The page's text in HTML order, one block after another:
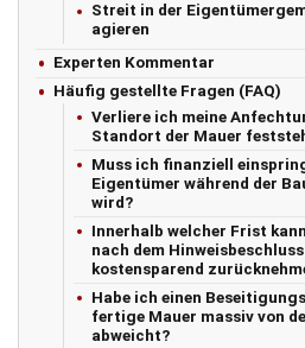
Streit in der
agieren
Experten Kommentar
Häufig gestellte Fragen (FAQ)
Verliere ich meine
Standort der Mauer
Muss ich finanziell
Eigentümer während der
wird?
Innerhalb welcher Frist
nach dem
kostensparend
Habe ich einen
fertige Mauer massiv von
abweicht?